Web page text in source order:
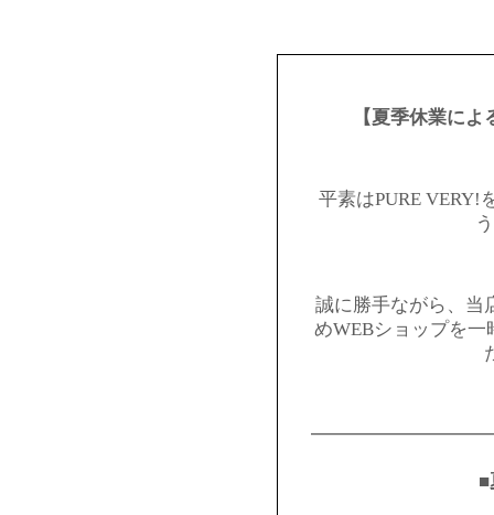
【夏季休業に
平素はPURE VERY!
誠に勝手ながら、当
めWEBショップを
■